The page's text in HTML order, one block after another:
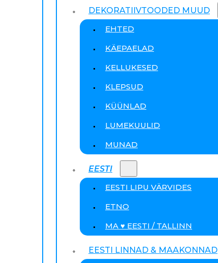
DEKORATIIVTOODED MUUD
EHTED
KÄEPAELAD
KELLUKESED
KLEPSUD
KÜÜNLAD
LUMEKUULID
MUNAD
EESTI
EESTI LIPU VÄRVIDES
ETNO
MA ♥ EESTI / TALLINN
EESTI LINNAD & MAAKONNAD